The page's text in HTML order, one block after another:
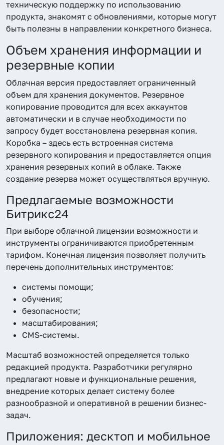
техническую поддержку по использованию
продукта, знакомят с обновлениями, которые могут
быть полезны в направлении конкретного бизнеса.
Объем хранения информации и
резервные копии
Облачная версия предоставляет ограниченный
объем для хранения документов. Резервное
копирование проводится для всех аккаунтов
автоматически и в случае необходимости по
запросу будет восстановлена резервная копия.
Коробка – здесь есть встроенная система
резервного копирования и предоставляется опция
хранения резервных копий в облаке. Также
создание резерва может осуществляться вручную.
Предлагаемые возможности
Битрикс24
При выборе облачной лицензии возможности и
инструменты ограничиваются приобретенным
тарифом. Конечная лицензия позволяет получить
перечень дополнительных инструментов:
системы помощи;
обучения;
безопасности;
масштабирования;
CMS-системы.
Масштаб возможностей определяется только
редакцией продукта. Разработчики регулярно
предлагают новые и функциональные решения,
внедрение которых делает систему более
разнообразной и оперативной в решении бизнес-
задач.
Приложения: десктоп и мобильное